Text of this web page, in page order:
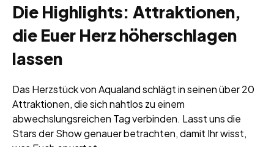
Die Highlights: Attraktionen,
die Euer Herz höherschlagen
lassen
Das Herzstück von Aqualand schlägt in seinen über 20
Attraktionen, die sich nahtlos zu einem
abwechslungsreichen Tag verbinden. Lasst uns die
Stars der Show genauer betrachten, damit Ihr wisst,